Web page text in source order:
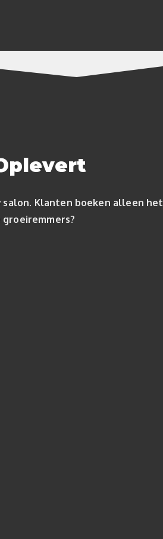
Klanten boeken alleen het